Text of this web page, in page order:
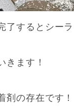
了するとシー
きます！
剤の存在です！